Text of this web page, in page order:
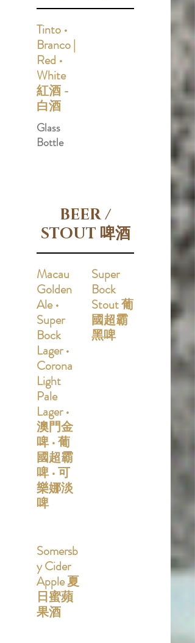
Tinto •
Branco |
Red •
White
紅酒 -
白酒
Glass
Bottle
BEER /
STOUT 啤酒
Macau
Golden
Ale •
Super
Bock
Lager •
Corona
Light
Pale
Lager •
澳門金
啤 • 葡
國超霸
啤 • 可
樂娜淡
啤
Super
Bock
Stout 葡
國超霸
黑啤
Somersb
y Cider
Apple 夏
日蜜蘋
果酒